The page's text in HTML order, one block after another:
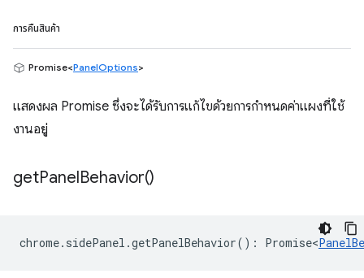
การคืนสินค้า
Promise<PanelOptions>
แสดงผล Promise ซึ่งจะได้รับการแก้ไขด้วยการกำหนดค่าแผงที่ใช้
งานอยู่
getPanelBehavior()
chrome. sidePanel .getPanelBehavior() : Promise<